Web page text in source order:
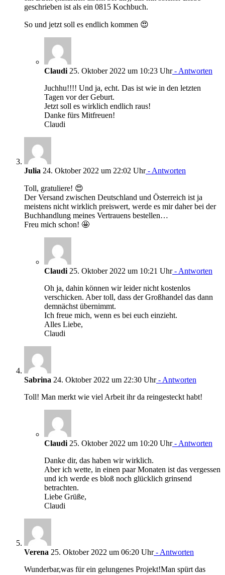
geschrieben ist als ein 0815 Kochbuch.
So und jetzt soll es endlich kommen 😍
Claudi25. Oktober 2022 um 10:23 Uhr- Antworten
Juchhu!!!! Und ja, echt. Das ist wie in den letzten
Tagen vor der Geburt.
Jetzt soll es wirklich endlich raus!
Danke fürs Mitfreuen!
Claudi
Julia 24. Oktober 2022 um 22:02 Uhr- Antworten
Toll, gratuliere! 😍
Der Versand zwischen Deutschland und Österreich ist ja
meistens nicht wirklich preiswert, werde es mir daher bei der
Buchhandlung meines Vertrauens bestellen…
Freu mich schon! 🤩
Claudi25. Oktober 2022 um 10:21 Uhr- Antworten
Oh ja, dahin können wir leider nicht kostenlos
verschicken. Aber toll, dass der Großhandel das dann
demnächst übernimmt.
Ich freue mich, wenn es bei euch einzieht.
Alles Liebe,
Claudi
Sabrina 24. Oktober 2022 um 22:30 Uhr- Antworten
Toll! Man merkt wie viel Arbeit ihr da reingesteckt habt!
Claudi25. Oktober 2022 um 10:20 Uhr- Antworten
Danke dir, das haben wir wirklich.
Aber ich wette, in einen paar Monaten ist das vergessen
und ich werde es bloß noch glücklich grinsend
betrachten.
Liebe Grüße,
Claudi
Verena 25. Oktober 2022 um 06:20 Uhr- Antworten
Wunderbar,was für ein gelungenes Projekt!Man spürt das